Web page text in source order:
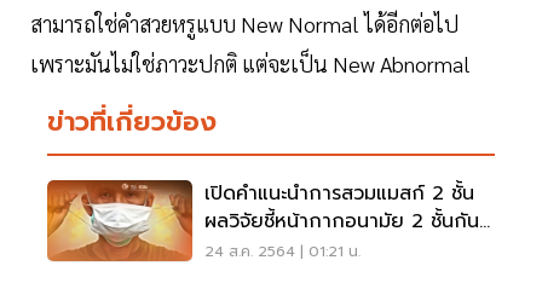
สามารถใช่คำสวยหรูแบบ New Normal ได้อีกต่อไป
เพราะมันไม่ใช่ภาวะปกติ แต่จะเป็น New Abnormal
ข่าวที่เกี่ยวข้อง
เปิดคำแนะนำการสวมแมสก์ 2 ชั้น
ผลวิจัยชี้หน้ากากอนามัย 2 ชั้นกัน
ละอองลอย 66%
24 ส.ค. 2564 | 01:21 น.